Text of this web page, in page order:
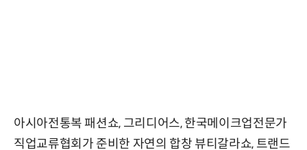
아시아전통복 패션쇼, 그리디어스, 한국메이크업전문가
직업교류협회가 준비한 자연의 합창 뷰티갈라쇼, 트랜드